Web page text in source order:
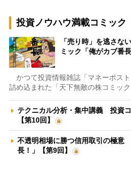
投資ノウハウ満載コミック
「売り時」を逃さ
ミック「俺がカブ番
かつて投資情報雑誌「マネーポス
詰め込まれた「天下無敵の株コミッ
テクニカル分析・集中講義 投資コ
【第10回】
不透明相場に勝つ信用取引の極意
長！」【第9回】